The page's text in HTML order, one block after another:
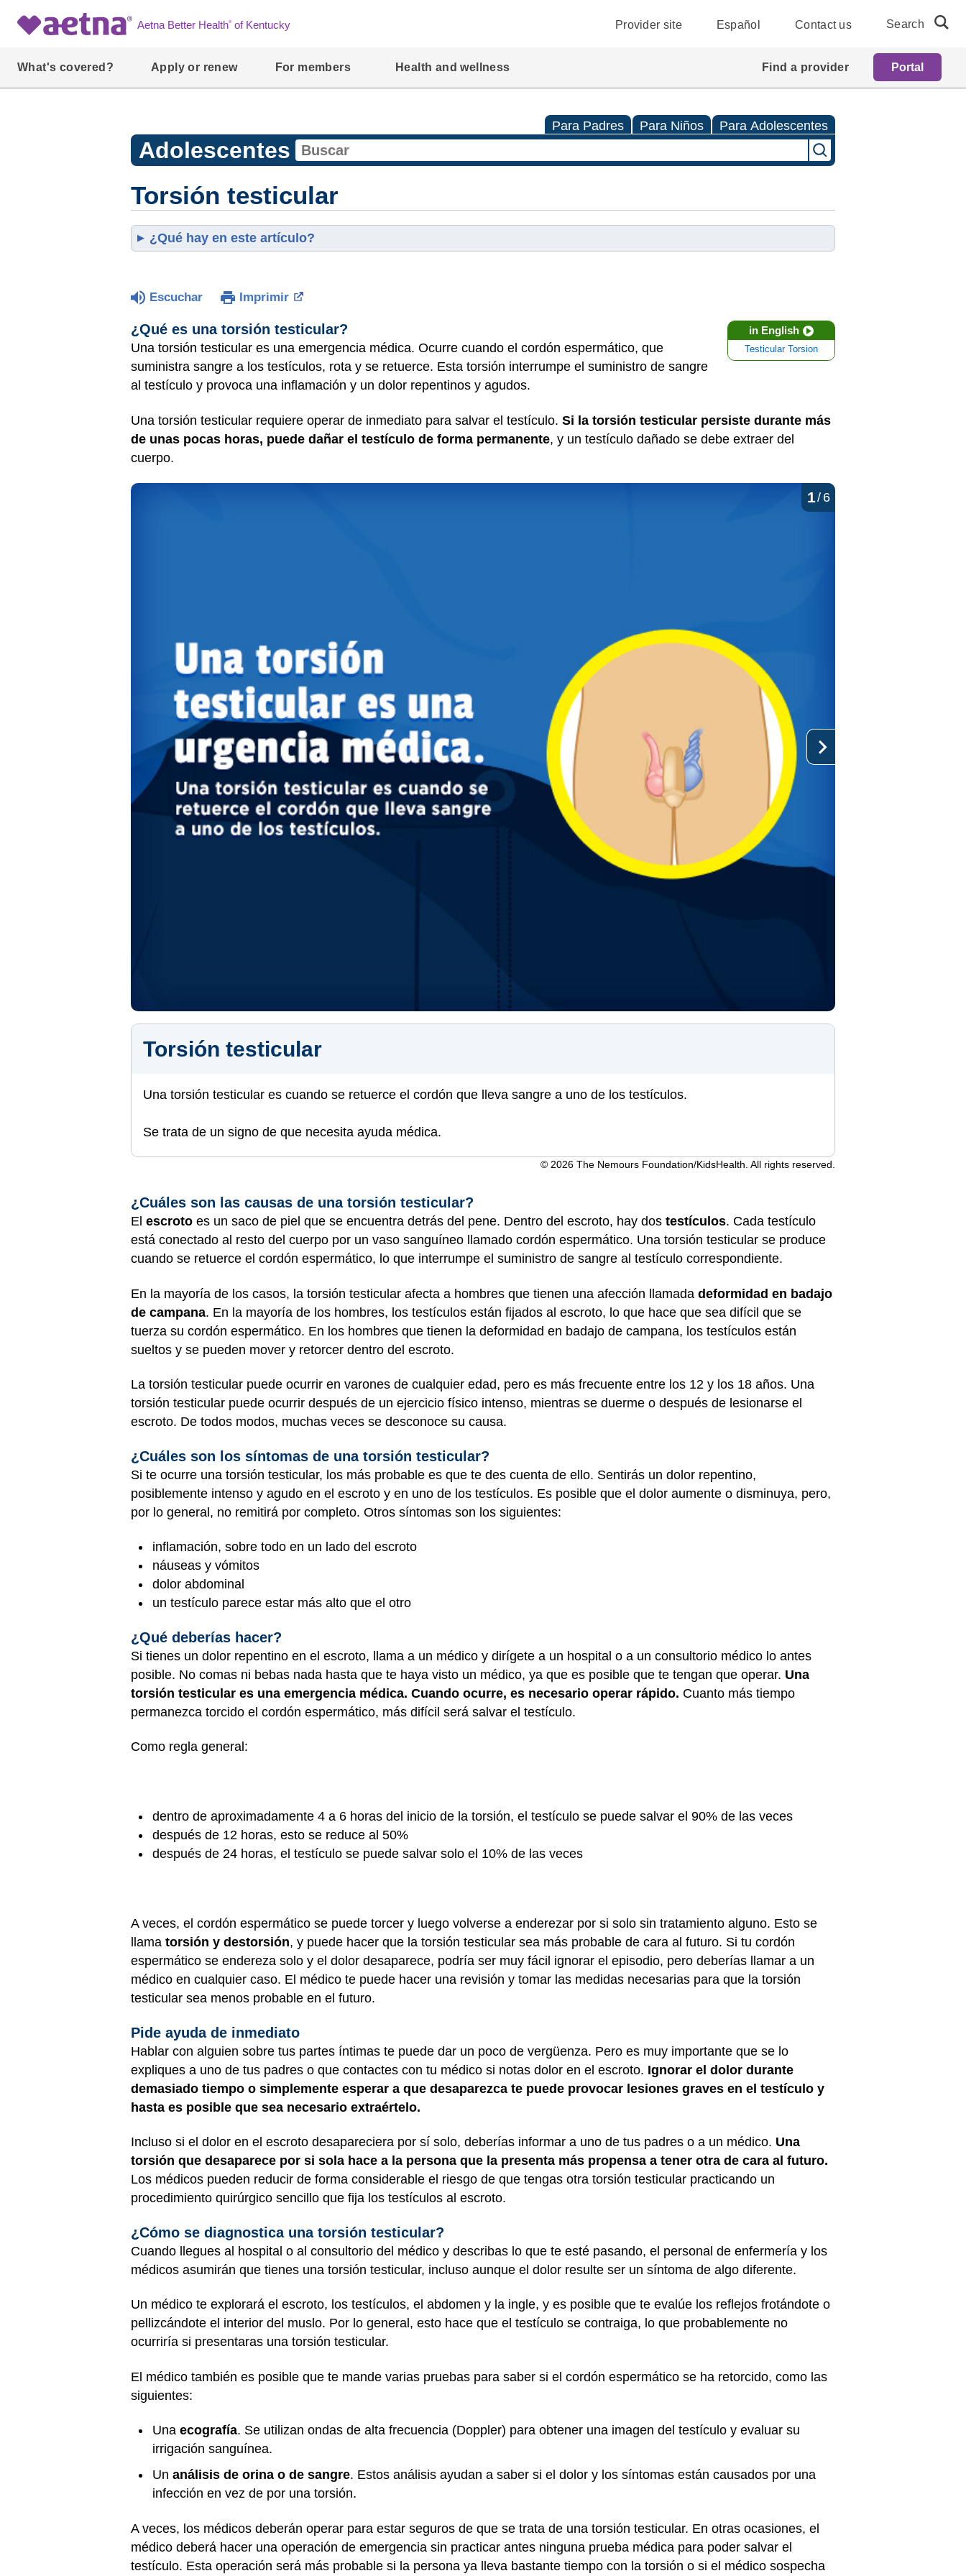
Aetna Better Health®of Kentucky Provider site Español Contact us Search
What's covered? Apply or renew For members Health and wellness Find a provider Portal
Para Padres Para Niños Para Adolescentes
Adolescentes
Torsión testicular
¿Qué hay en este artículo?
Escuchar Imprimir
in English
Testicular Torsion
¿Qué es una torsión testicular?
Una torsión testicular es una emergencia médica. Ocurre cuando el cordón espermático, que
suministra sangre a los testículos, rota y se retuerce. Esta torsión interrumpe el suministro de sangre
al testículo y provoca una inflamación y un dolor repentinos y agudos.
Una torsión testicular requiere operar de inmediato para salvar el testículo. Si la torsión testicular persiste durante más
de unas pocas horas, puede dañar el testículo de forma permanente, y un testículo dañado se debe extraer del
cuerpo.
Torsión testicular
Una torsión testicular es cuando se retuerce el cordón que lleva sangre a uno de los testículos.
Se trata de un signo de que necesita ayuda médica.
1/ 6
© 2026 The Nemours Foundation/KidsHealth. All rights reserved.
¿Cuáles son las causas de una torsión testicular?
El escroto es un saco de piel que se encuentra detrás del pene. Dentro del escroto, hay dos testículos. Cada testículo
está conectado al resto del cuerpo por un vaso sanguíneo llamado cordón espermático. Una torsión testicular se produce
cuando se retuerce el cordón espermático, lo que interrumpe el suministro de sangre al testículo correspondiente.
En la mayoría de los casos, la torsión testicular afecta a hombres que tienen una afección llamada deformidad en badajo
de campana. En la mayoría de los hombres, los testículos están fijados al escroto, lo que hace que sea difícil que se
tuerza su cordón espermático. En los hombres que tienen la deformidad en badajo de campana, los testículos están
sueltos y se pueden mover y retorcer dentro del escroto.
La torsión testicular puede ocurrir en varones de cualquier edad, pero es más frecuente entre los 12 y los 18 años. Una
torsión testicular puede ocurrir después de un ejercicio físico intenso, mientras se duerme o después de lesionarse el
escroto. De todos modos, muchas veces se desconoce su causa.
¿Cuáles son los síntomas de una torsión testicular?
Si te ocurre una torsión testicular, los más probable es que te des cuenta de ello. Sentirás un dolor repentino,
posiblemente intenso y agudo en el escroto y en uno de los testículos. Es posible que el dolor aumente o disminuya, pero,
por lo general, no remitirá por completo. Otros síntomas son los siguientes:
inflamación, sobre todo en un lado del escroto
náuseas y vómitos
dolor abdominal
un testículo parece estar más alto que el otro
¿Qué deberías hacer?
Si tienes un dolor repentino en el escroto, llama a un médico y dirígete a un hospital o a un consultorio médico lo antes
posible. No comas ni bebas nada hasta que te haya visto un médico, ya que es posible que te tengan que operar. Una
torsión testicular es una emergencia médica. Cuando ocurre, es necesario operar rápido. Cuanto más tiempo
permanezca torcido el cordón espermático, más difícil será salvar el testículo.
Como regla general:
dentro de aproximadamente 4 a 6 horas del inicio de la torsión, el testículo se puede salvar el 90% de las veces
después de 12 horas, esto se reduce al 50%
después de 24 horas, el testículo se puede salvar solo el 10% de las veces
A veces, el cordón espermático se puede torcer y luego volverse a enderezar por si solo sin tratamiento alguno. Esto se
llama torsión y destorsión, y puede hacer que la torsión testicular sea más probable de cara al futuro. Si tu cordón
espermático se endereza solo y el dolor desaparece, podría ser muy fácil ignorar el episodio, pero deberías llamar a un
médico en cualquier caso. El médico te puede hacer una revisión y tomar las medidas necesarias para que la torsión
testicular sea menos probable en el futuro.
Pide ayuda de inmediato
Hablar con alguien sobre tus partes íntimas te puede dar un poco de vergüenza. Pero es muy importante que se lo
expliques a uno de tus padres o que contactes con tu médico si notas dolor en el escroto. Ignorar el dolor durante
demasiado tiempo o simplemente esperar a que desaparezca te puede provocar lesiones graves en el testículo y
hasta es posible que sea necesario extraértelo.
Incluso si el dolor en el escroto desapareciera por sí solo, deberías informar a uno de tus padres o a un médico. Una
torsión que desaparece por si sola hace a la persona que la presenta más propensa a tener otra de cara al futuro.
Los médicos pueden reducir de forma considerable el riesgo de que tengas otra torsión testicular practicando un
procedimiento quirúrgico sencillo que fija los testículos al escroto.
¿Cómo se diagnostica una torsión testicular?
Cuando llegues al hospital o al consultorio del médico y describas lo que te esté pasando, el personal de enfermería y los
médicos asumirán que tienes una torsión testicular, incluso aunque el dolor resulte ser un síntoma de algo diferente.
Un médico te explorará el escroto, los testículos, el abdomen y la ingle, y es posible que te evalúe los reflejos frotándote o
pellizcándote el interior del muslo. Por lo general, esto hace que el testículo se contraiga, lo que probablemente no
ocurriría si presentaras una torsión testicular.
El médico también es posible que te mande varias pruebas para saber si el cordón espermático se ha retorcido, como las
siguientes:
Una ecografía. Se utilizan ondas de alta frecuencia (Doppler) para obtener una imagen del testículo y evaluar su
irrigación sanguínea.
Un análisis de orina o de sangre. Estos análisis ayudan a saber si el dolor y los síntomas están causados por una
infección en vez de por una torsión.
A veces, los médicos deberán operar para estar seguros de que se trata de una torsión testicular. En otras ocasiones, el
médico deberá hacer una operación de emergencia sin practicar antes ninguna prueba médica para poder salvar el
testículo. Esta operación será más probable si la persona ya lleva bastante tiempo con la torsión o si el médico sospecha